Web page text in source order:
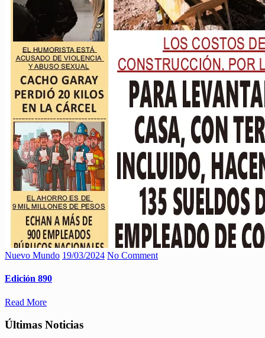
Nuevo Mundo 19/03/2024 No Comment
Edición 890
Read More
Últimas Noticias